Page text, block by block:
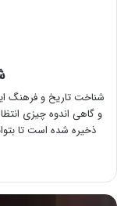
شناخت تاریخ و فرهنگ
و گاهی اندوه چیزی
ذخیره شده است تا